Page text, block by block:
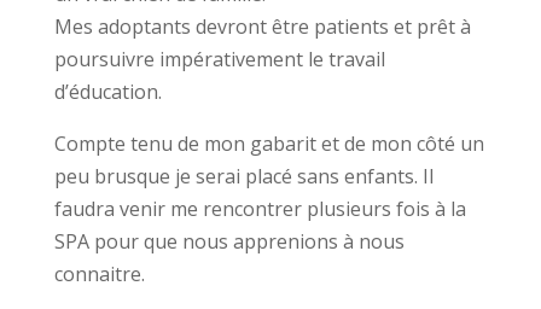
Mes adoptants devront être patients et prêt à
poursuivre impérativement le travail
d’éducation.
Compte tenu de mon gabarit et de mon côté un
peu brusque je serai placé sans enfants. Il
faudra venir me rencontrer plusieurs fois à la
SPA pour que nous apprenions à nous
connaitre.